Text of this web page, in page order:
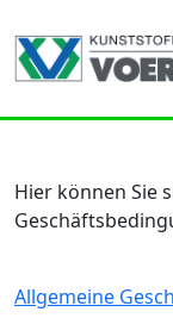
Hier können Sie
Allgemeine